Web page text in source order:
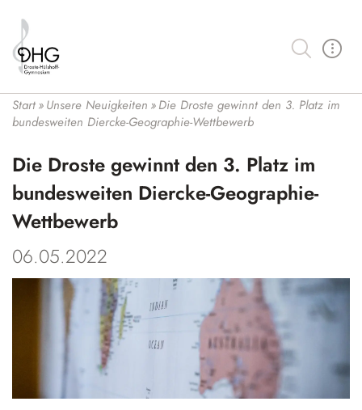
Suche
Schulgemeinschaft
Schüler:innen und SV
Schulleitung und ESL
Schulbüro und Verwaltung
Schulsozialarbeit
Eltern
Förderverein
Unser Haus
Schulgeschichte
Annette von Droste-Hülshoff
Lernen an der Droste
Unser Bildungsbegriff
Schulprofil
Fächer
Hybridunterricht
Medienbildung an der Droste
Demokratiebildung
Klimabewusstsein
Begabungsförderung
Sprachbildung
Wahlmöglichkeiten
Profilklasse Musik
Profilklasse Französisch
Wahlpflichtfächer
Bilingualer Unterricht
Leistungs- und Seminarkurse
Arbeitsgemeinschaften
Austausch und Fahrten
Wettbewerbe
Organisation
Lernen
Mittelstufe
Oberstufe
Berufliche Orientierung (BO)
Schulbücher
Auslandsaufenthalt
Instrumentenausleihe
Datenschutz
Kontakt
Kalender der Droste
Unsere Neuigkeiten
Vertretungsplan
Lernplattform
Start»Unsere Neuigkeiten »Die Droste gewinnt den 3. Platz im
bundesweiten Diercke-Geographie-Wettbewerb
Die Droste gewinnt den 3. Platz im
bundesweiten Diercke-Geographie-
Wettbewerb
06.05.2022